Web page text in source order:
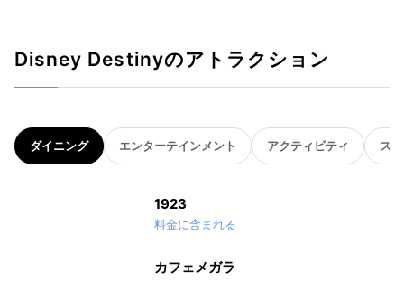
Disney Destinyのアトラクション
ダイニング エンターテインメント アクティビティ ス
1923
料金に含まれる
カフェメガラ